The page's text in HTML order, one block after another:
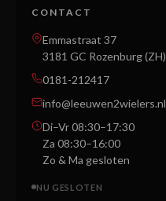
CONTACT
Emmastraat 37
3181 GC Rozenburg (ZH)
0181-212417
info@leeuwen2wielers.nl
Di–Vr 08:30–17:30
Za 08:30–16:00
Zo & Ma gesloten
NU GESLOTEN